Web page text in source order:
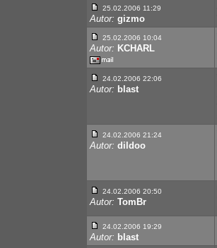
25.02.2006 11:29
Autor: gizmo
25.02.2006 10:04
Autor: KCHARL
24.02.2006 22:06
Autor: blast
24.02.2006 21:24
Autor: dildoo
24.02.2006 20:50
Autor: TomBr
24.02.2006 19:29
Autor: blast